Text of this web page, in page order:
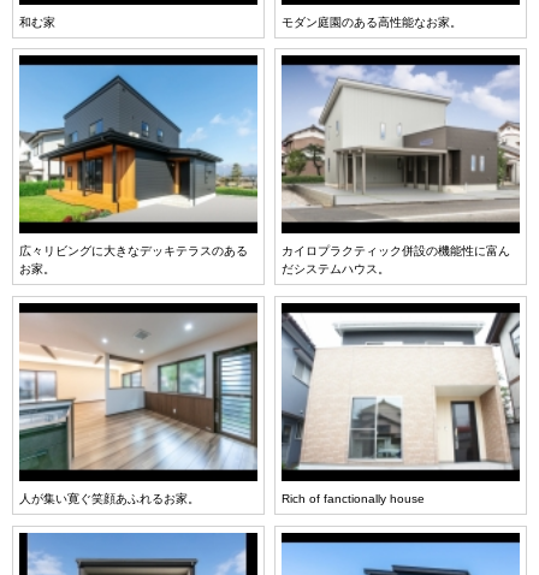
和む家 モダン庭園のある高性能なお家。
広々リビングに大きなデッキテラスのある
お家。
カイロプラクティック併設の機能性に富ん
だシステムハウス。
人が集い寛ぐ笑顔あふれるお家。 Rich of fanctionally house